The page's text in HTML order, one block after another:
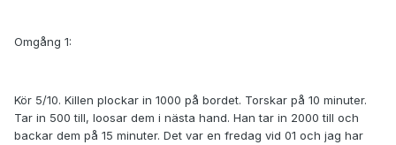
Omgång 1:
Kör 5/10. Killen plockar in 1000 på bordet. Torskar på 10 minuter.
Tar in 500 till, loosar dem i nästa hand. Han tar in 2000 till och
backar dem på 15 minuter. Det var en fredag vid 01 och jag har